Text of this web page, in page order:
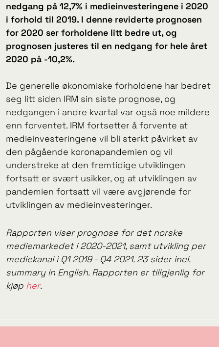
nedgang på 12,7% i medieinvesteringene i 2020
i forhold til 2019. I denne reviderte prognosen
for 2020 ser forholdene litt bedre ut, og
prognosen justeres til en nedgang for hele året
2020 på -10,2%.
De generelle økonomiske forholdene har bedret
seg litt siden IRM sin siste prognose, og
nedgangen i andre kvartal var også noe mildere
enn forventet. IRM fortsetter å forvente at
medieinvesteringene vil bli sterkt påvirket av
den pågående koronapandemien og vil
understreke at den fremtidige utviklingen
fortsatt er svært usikker, og at utviklingen av
pandemien fortsatt vil være avgjørende for
utviklingen av medieinvesteringer.
Rapporten viser prognose for det norske
mediemarkedet i 2020-2021, samt utvikling per
mediekanal i Q1 2019 - Q4 2021. 23 sider incl.
summary in English. Rapporten er tillgjenlig for
kjøp her.